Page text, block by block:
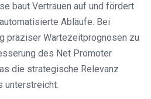
baut Vertrauen auf und fördert
Abläufe. Bei
präziser Wartezeitprognosen zu
des Net Promoter
die strategische Relevanz
unterstreicht.